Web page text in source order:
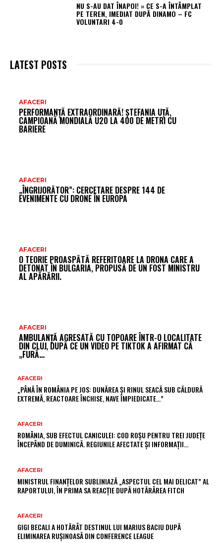
NU S-AU DAT ÎNAPOI! » CE S-A ÎNTÂMPLAT
PE TEREN, IMEDIAT DUPĂ DINAMO – FC
VOLUNTARI 4-0
LATEST POSTS
AFACERI
PERFORMANȚĂ EXTRAORDINARĂ! ȘTEFANIA UȚĂ,
CAMPIOANĂ MONDIALĂ U20 LA 400 DE METRI CU
BARIERE
AFACERI
„ÎNGRIJORĂTOR”: CERCETARE DESPRE 144 DE
EVENIMENTE CU DRONE ÎN EUROPA
AFACERI
O TEORIE PROASPĂTĂ REFERITOARE LA DRONA CARE A
DETONAT ÎN BULGARIA, PROPUSĂ DE UN FOST MINISTRU
AL APĂRĂRII.
AFACERI
AMBULANȚĂ AGRESATĂ CU TOPOARE ÎNTR-O LOCALITATE
DIN CLUJ, DUPĂ CE UN VIDEO PE TIKTOK A AFIRMAT CĂ
„FURĂ…
AFACERI
„PÂNĂ ÎN ROMÂNIA PE JOS: DUNĂREA ȘI RINUL SEACĂ SUB CĂLDURĂ
EXTREMĂ, REACTOARE ÎNCHISE, NAVE ÎMPIEDICATE…”
AFACERI
ROMÂNIA, SUB EFECTUL CANICULEI: COD ROȘU PENTRU TREI JUDEȚE
ÎNCEPÂND DE DUMINICĂ. REGIUNILE AFECTATE ȘI INFORMAȚII…
AFACERI
MINISTRUL FINANȚELOR SUBLINIAZĂ „ASPECTUL CEL MAI DELICAT” AL
RAPORTULUI, ÎN PRIMA SA REACȚIE DUPĂ HOTĂRÂREA FITCH
AFACERI
GIGI BECALI A HOTĂRÂT DESTINUL LUI MARIUS BACIU DUPĂ
ELIMINAREA RUȘINOASĂ DIN CONFERENCE LEAGUE